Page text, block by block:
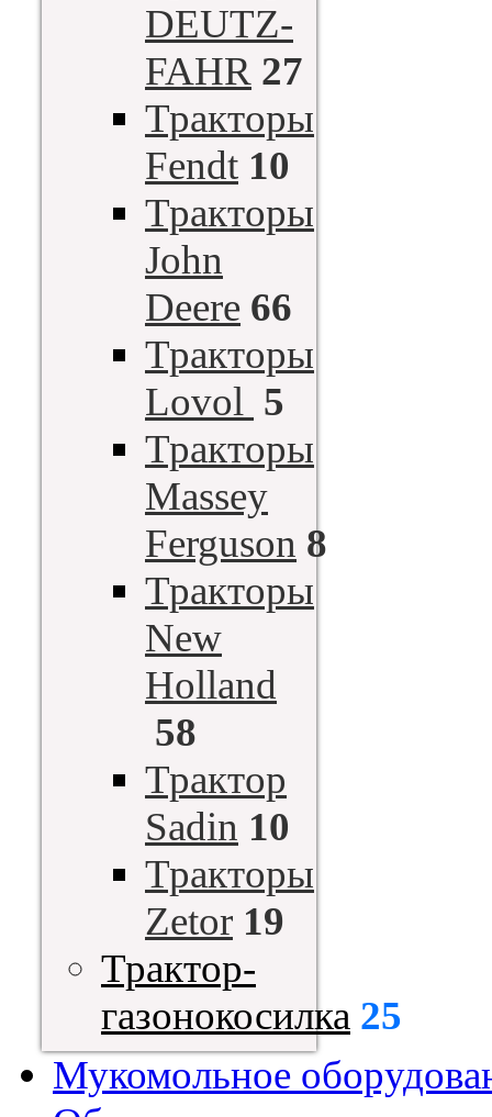
DEUTZ-
FAHR 27
Тракторы
Fendt 10
Тракторы
John
Deere 66
Тракторы
Lovol 5
Тракторы
Massey
Ferguson 8
Тракторы
New
Holland
58
Трактор
Sadin 10
Тракторы
Zetor 19
Трактор-
газонокосилка 25
Мукомольное